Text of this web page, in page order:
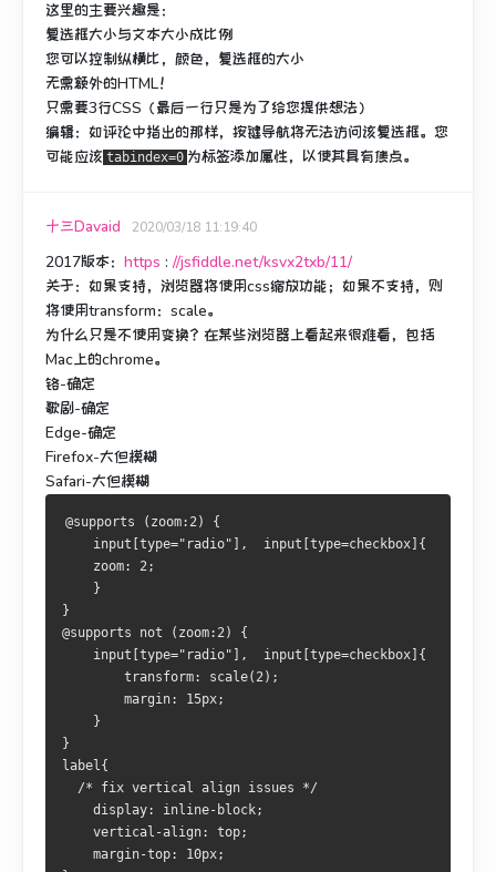
这里的主要兴趣是：
复选框大小与文本大小成比例
您可以控制纵横比，颜色，复选框的大小
无需额外的HTML！
只需要3行CSS（最后一行只是为了给您提供想法）
编辑：如评论中指出的那样，按键导航将无法访问该复选框。 您
可能应该 tabindex=0 为标签添加属性，以使其具有焦点。
十三Davaid 2020/03/18 11:19:40
2017版本： https : //jsfiddle.net/ksvx2txb/11/
关于：如果支持，浏览器将使用css缩放功能；如果不支持，则
将使用transform：scale。
为什么只是不使用变换？ 在某些浏览器上看起来很难看，包括
Mac上的chrome。
铬-确定
歌剧-确定
Edge-确定
Firefox-大但模糊
Safari-大但模糊
@supports (zoom:2) {
	input[type="radio"],  input[type=checkbox]{
	zoom: 2;
	}
}
@supports not (zoom:2) {
	input[type="radio"],  input[type=checkbox]{
		transform: scale(2);
		margin: 15px;
	}
}
label{
  /* fix vertical align issues */
	display: inline-block;
	vertical-align: top;
	margin-top: 10px;